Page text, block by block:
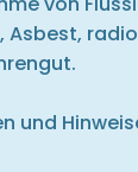
Asbest,
und